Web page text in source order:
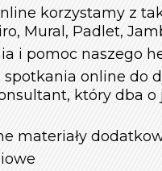
korzystamy z
Mural, Padlet,
i pomoc naszego
online do
który dba o
materiały